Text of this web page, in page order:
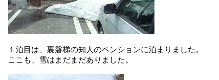
１泊目は、裏磐梯の知人のペンションに泊まりました。
ここも、雪はまだまだありました。